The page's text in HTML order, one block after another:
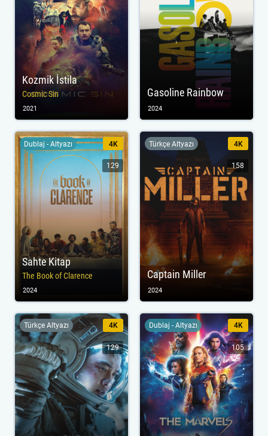
Kozmik İstila
Cosmic Sin
2021
Gasoline Rainbow
2024
Sahte Kitap
The Book of Clarence
Dublaj - Altyazı 4K
129
2024
Captain Miller
Türkçe Altyazı 4K
158
2024
Türkçe Altyazı 4K
129
Dublaj - Altyazı 4K
105